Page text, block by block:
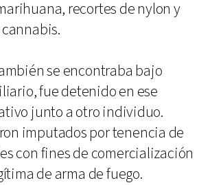
recortes de nylon y
se encontraba bajo
fue detenido en ese
junto a otro individuo.
imputados por tenencia de
con fines de comercialización
de arma de fuego.